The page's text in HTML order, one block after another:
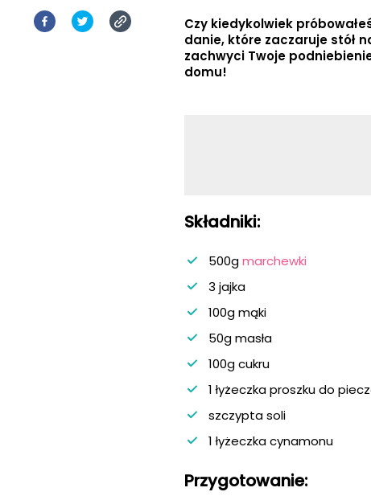
Czy kiedykolwiek
danie, które zaczaruje stół
zachwyci Twoje
domu!
Składniki:
500gmarchewki
3 jajka
100g mąki
50g masła
100g cukru
1 łyżeczka proszku do
szczypta soli
1 łyżeczka cynamonu
Przygotowanie: